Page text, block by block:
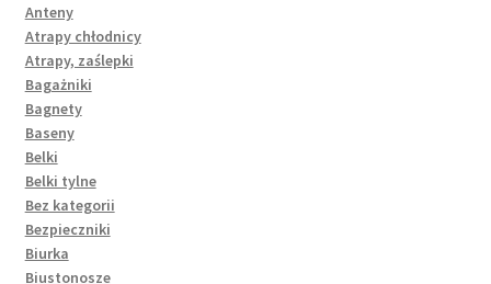
Anteny
Atrapy chłodnicy
Atrapy, zaślepki
Bagażniki
Bagnety
Baseny
Belki
Belki tylne
Bez kategorii
Bezpieczniki
Biurka
Biustonosze